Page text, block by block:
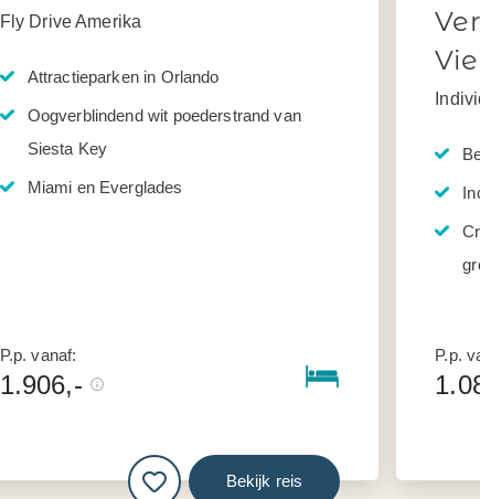
Fly Drive Amerika
Attractieparken in Orlando
Oogverblindend wit poederstrand van
Siesta Key
Miami en Everglades
P.p. vanaf:
1.906,-
Bekijk reis
P.p.